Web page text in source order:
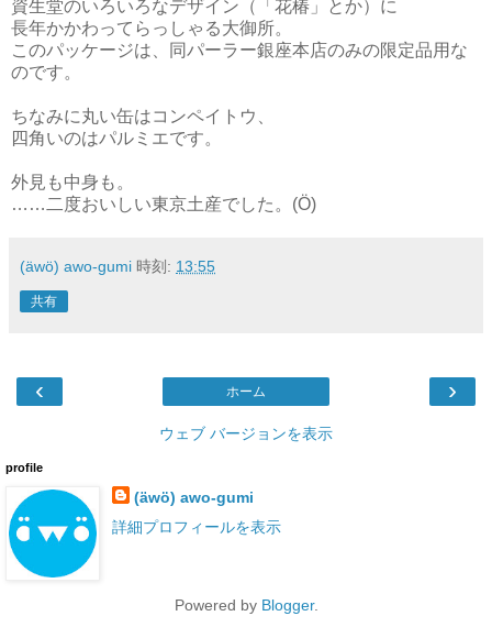
資生堂のいろいろなデザイン（「花椿」とか）に
長年かかわってらっしゃる大御所。
このパッケージは、同パーラー銀座本店のみの限定品用な
のです。
ちなみに丸い缶はコンペイトウ、
四角いのはパルミエです。
外見も中身も。
……二度おいしい東京土産でした。(Ö)
(äwö) awo-gumi 時刻: 13:55
共有
‹ ›
ホーム
ウェブ バージョンを表示
profile
(äwö) awo-gumi
詳細プロフィールを表示
Powered by Blogger.